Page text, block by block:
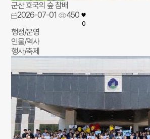
군산 호국의 숲 참배
2026-07-01
450
0
행정/운영
인물/역사
행사/축제